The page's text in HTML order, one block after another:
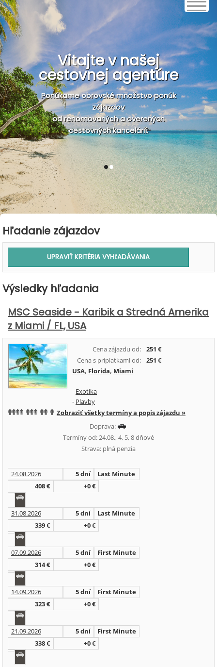
Vitajte v našej
cestovnej agentúre
Ponúkame obrovské množstvo ponúk
zájazdov
od renomovaných a overených
cestovných kancelárií.
1 2
Hľadanie zájazdov
Výsledky hľadania
MSC Seaside - Karibik a Stredná Amerika
z Miami / FL, USA
Cena zájazdu od:
251 €
Cena s príplatkami od:
251 €
USA, Florida, Miami
- Exotika
- Plavby
Zobraziť všetky termíny a popis zájazdu »
Doprava:
Termíny od: 24.08., 4, 5, 8 dňové
Strava: plná penzia
24.08.2026 5 dní
Last Minute
408 €
+0 €
31.08.2026 5 dní
Last Minute
339 €
+0 €
07.09.2026 5 dní
First Minute
314 €
+0 €
14.09.2026 5 dní
First Minute
323 €
+0 €
21.09.2026 5 dní
First Minute
338 €
+0 €